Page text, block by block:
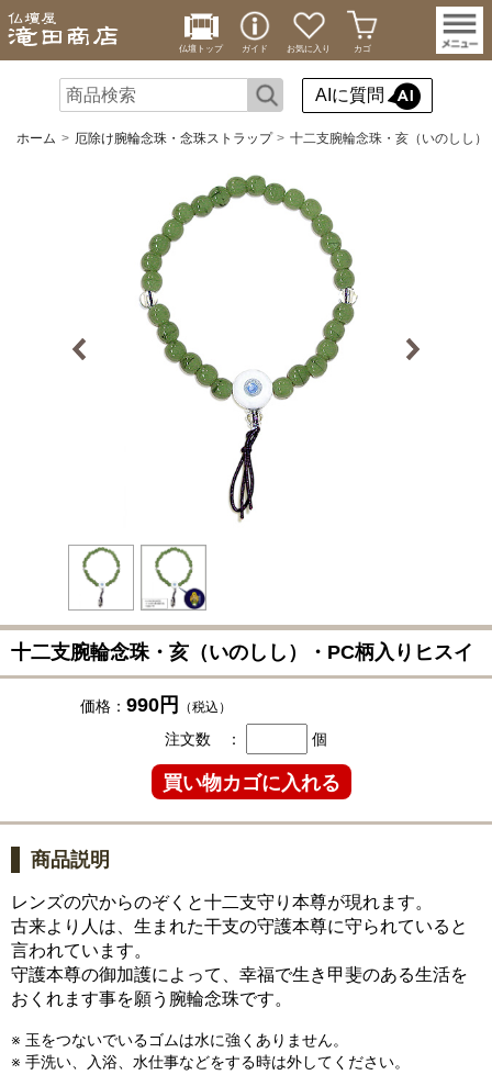
仏壇トップ ガイド お気に入り カゴ
AIに質問
ホーム 厄除け腕輪念珠・念珠ストラップ 十二支腕輪念珠・亥（いのしし
十二支腕輪念珠・亥（いのしし）・PC柄入りヒスイ
価格： 990円 （税込）
注文数 ： 個
商品説明
レンズの穴からのぞくと十二支守り本尊が現れます。
古来より人は、生まれた干支の守護本尊に守られていると
言われています。
守護本尊の御加護によって、幸福で生き甲斐のある生活を
おくれます事を願う腕輪念珠です。
※ 玉をつないでいるゴムは水に強くありません。
※ 手洗い、入浴、水仕事などをする時は外してください。